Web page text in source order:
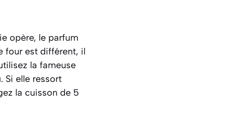
opère, le parfum
four est différent, il
la fameuse
Si elle ressort
la cuisson de 5